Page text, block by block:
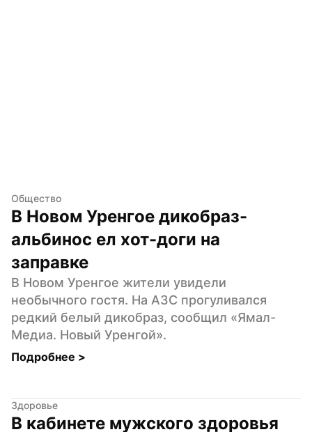
Общество
В Новом Уренгое дикобраз-
альбинос ел хот-доги на
заправке
В Новом Уренгое жители увидели
необычного гостя. На АЗС прогуливался
редкий белый дикобраз, сообщил «Ямал-
Медиа. Новый Уренгой».
Подробнее >
Здоровье
В кабинете мужского здоровья